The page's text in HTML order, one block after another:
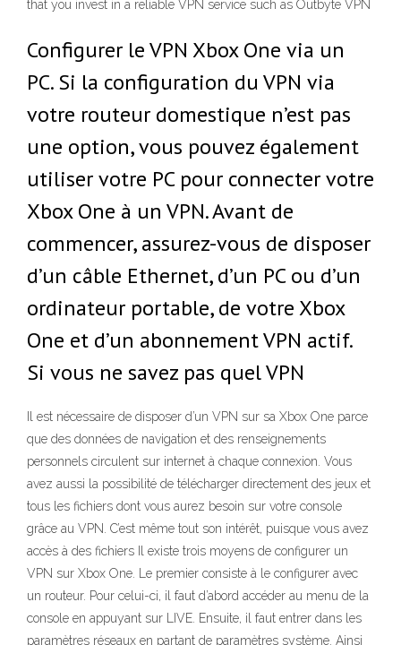
that you invest in a reliable VPN service such as Outbyte VPN
Configurer le VPN Xbox One via un
PC. Si la configuration du VPN via
votre routeur domestique n’est pas
une option, vous pouvez également
utiliser votre PC pour connecter votre
Xbox One à un VPN. Avant de
commencer, assurez-vous de disposer
d’un câble Ethernet, d’un PC ou d’un
ordinateur portable, de votre Xbox
One et d’un abonnement VPN actif.
Si vous ne savez pas quel VPN
Il est nécessaire de disposer d’un VPN sur sa Xbox One parce
que des données de navigation et des renseignements
personnels circulent sur internet à chaque connexion. Vous
avez aussi la possibilité de télécharger directement des jeux et
tous les fichiers dont vous aurez besoin sur votre console
grâce au VPN. C’est même tout son intérêt, puisque vous avez
accès à des fichiers Il existe trois moyens de configurer un
VPN sur Xbox One. Le premier consiste à le configurer avec
un routeur. Pour celui-ci, il faut d’abord accéder au menu de la
console en appuyant sur LIVE. Ensuite, il faut entrer dans les
paramètres réseaux en partant de paramètres système. Ainsi